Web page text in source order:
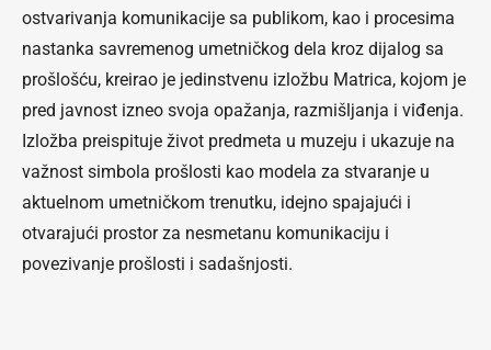
ostvarivanja komunikacije sa publikom, kao i procesima
nastanka savremenog umetničkog dela kroz dijalog sa
prošlošću, kreirao je jedinstvenu izložbu Matrica, kojom je
pred javnost izneo svoja opažanja, razmišljanja i viđenja.
Izložba preispituje život predmeta u muzeju i ukazuje na
važnost simbola prošlosti kao modela za stvaranje u
aktuelnom umetničkom trenutku, idejno spajajući i
otvarajući prostor za nesmetanu komunikaciju i
povezivanje prošlosti i sadašnjosti.